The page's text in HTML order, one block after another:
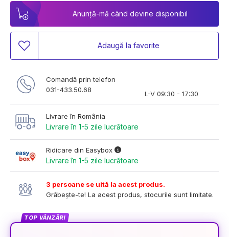
Anunță-mă când devine disponibil
Adaugă la favorite
Comandă prin telefon
031-433.50.68
L-V 09:30 - 17:30
Livrare în România
Livrare în 1-5 zile lucrătoare
Ridicare din Easybox
Livrare în 1-5 zile lucrătoare
3 persoane se uită la acest produs.
Grăbește-te! La acest produs, stocurile sunt limitate.
TOP VÂNZĂRI